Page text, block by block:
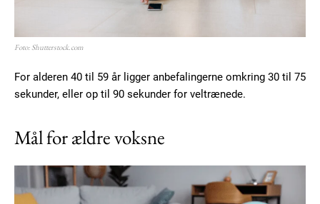
Foto: Shutterstock.com
For alderen 40 til 59 år ligger anbefalingerne omkring 30 til 75
sekunder, eller op til 90 sekunder for veltrænede.
Mål for ældre voksne